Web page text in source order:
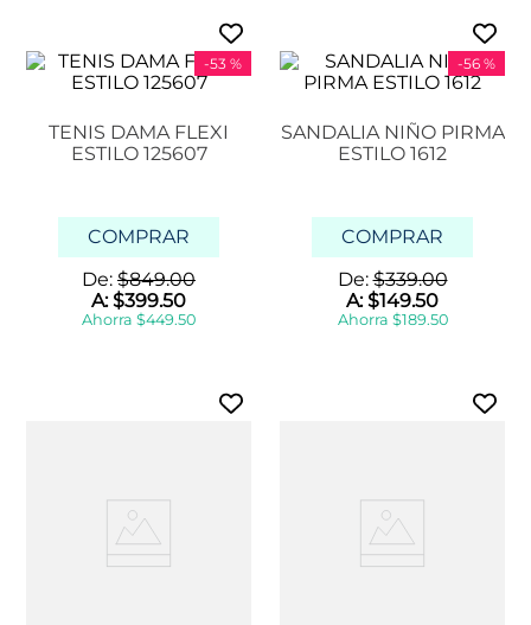
-53 %
TENIS DAMA FLEXI
ESTILO 125607
COMPRAR
De: $849.00
A:$399.50
Ahorra $449.50
-56 %
SANDALIA NIÑO PIRMA
ESTILO 1612
COMPRAR
De:$339.00
A:$149.50
Ahorra $189.50